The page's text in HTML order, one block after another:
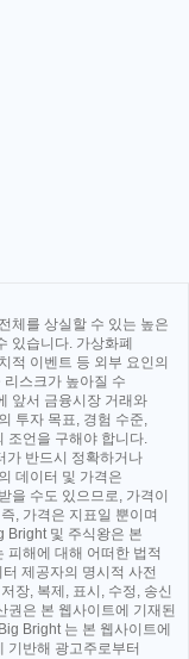
체를 상실할 수 있는 높은
있습니다. 가상화폐
적 이벤트 등 외부 요인의
스크가 높아질 수
앞서 금융시장 거래와
투자 목표, 경험 수준,
조언을 구해야 합니다.
가 반드시 정확하거나
데이터 및 가격은
을 수도 있으므로, 가격이
, 가격은 지표일 뿐이며
Bright 및 주식왕은 본
피해에 대해 어떠한 법적
제공자의 명시적 사전
장, 복제, 표시, 수정, 송신
권은 본 웹사이트에 기재된
Bright 는 본 웹사이트에
기반해 광고주로부터